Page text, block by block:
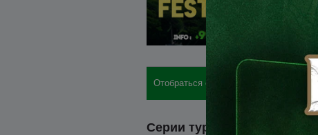
Отобраться онлайн: бай-ины, отели,
Серии турниров